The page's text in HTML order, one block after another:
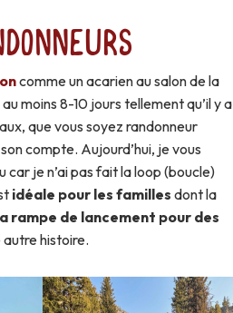
comme un acarien au salon de la
moins 8-10 jours tellement qu’il y a
que vous soyez randonneur
compte. Aujourd’hui, je vous
car je n’ai pas fait la loop (boucle)
idéale pour les familles dont la
rampe de lancement pour des
autre histoire.